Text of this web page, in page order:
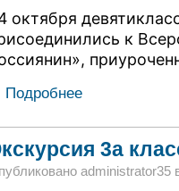
октября
к
Подробнее
3а
administrator35